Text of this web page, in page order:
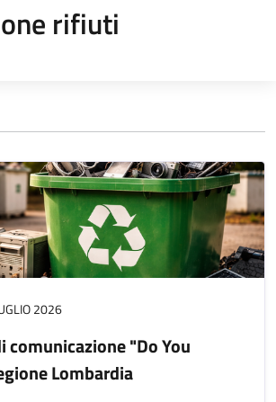
rifiuti
2026
comunicazione "Do You
Lombardia